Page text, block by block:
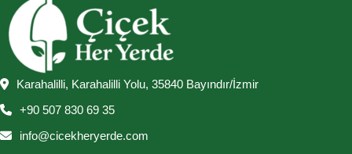
Karahalilli, Karahalilli Yolu, 35840 Bayındır/İzmir
+90 507 830 69 35
info@cicekheryerde.com